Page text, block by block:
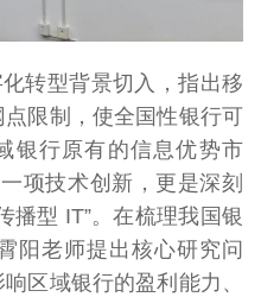
转型背景切入，指出移
限制，使全国性银行可
银行原有的信息优势市
项技术创新，更是深刻
播型 IT”。在梳理我国银
阳老师提出核心研究问
区域银行的盈利能力、